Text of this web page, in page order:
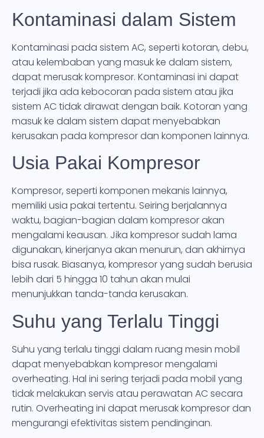
Kontaminasi dalam Sistem
Kontaminasi pada sistem AC, seperti kotoran, debu,
atau kelembaban yang masuk ke dalam sistem,
dapat merusak kompresor. Kontaminasi ini dapat
terjadi jika ada kebocoran pada sistem atau jika
sistem AC tidak dirawat dengan baik. Kotoran yang
masuk ke dalam sistem dapat menyebabkan
kerusakan pada kompresor dan komponen lainnya.
Usia Pakai Kompresor
Kompresor, seperti komponen mekanis lainnya,
memiliki usia pakai tertentu. Seiring berjalannya
waktu, bagian-bagian dalam kompresor akan
mengalami keausan. Jika kompresor sudah lama
digunakan, kinerjanya akan menurun, dan akhirnya
bisa rusak. Biasanya, kompresor yang sudah berusia
lebih dari 5 hingga 10 tahun akan mulai
menunjukkan tanda-tanda kerusakan.
Suhu yang Terlalu Tinggi
Suhu yang terlalu tinggi dalam ruang mesin mobil
dapat menyebabkan kompresor mengalami
overheating. Hal ini sering terjadi pada mobil yang
tidak melakukan servis atau perawatan AC secara
rutin. Overheating ini dapat merusak kompresor dan
mengurangi efektivitas sistem pendinginan.